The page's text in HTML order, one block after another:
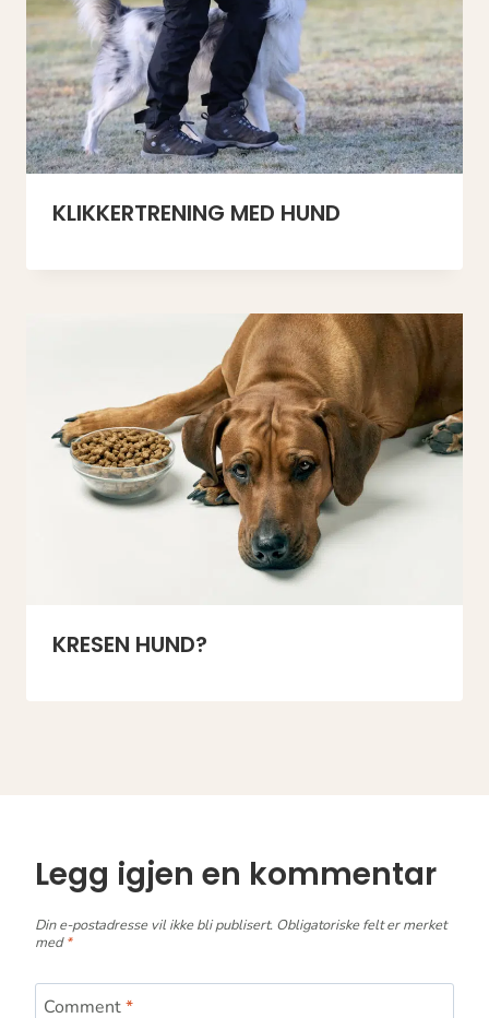
​KLIKKERTRENING MED HUND
KRESEN HUND?
Legg igjen en kommentar
Din e-postadresse vil ikke bli publisert. Obligatoriske felt er merket
med*
Comment*